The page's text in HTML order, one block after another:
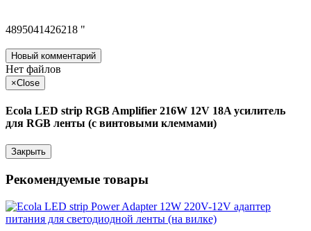
4895041426218 "
Новый комментарий
Нет файлов
×Close
Ecola LED strip RGB Amplifier 216W 12V 18A усилитель
для RGB ленты (с винтовыми клеммами)
Закрыть
Рекомендуемые товары